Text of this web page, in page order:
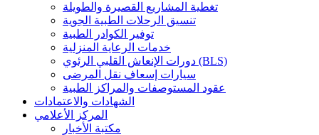
تغطية المشاريع القصيرة والطويلة
تنسيق الرحلات الطبية الجوية
توفير الكوادر الطبية
خدمات الرعاية المنزلية
دورات الإنعاش القلبي الرئوي (BLS)
سيارات إسعاف نقل المرضى
عقود المستوصفات والمراكز الطبية
الشهادات والاعتمادات
المركز الأعلامي
مكتبة الأخبار